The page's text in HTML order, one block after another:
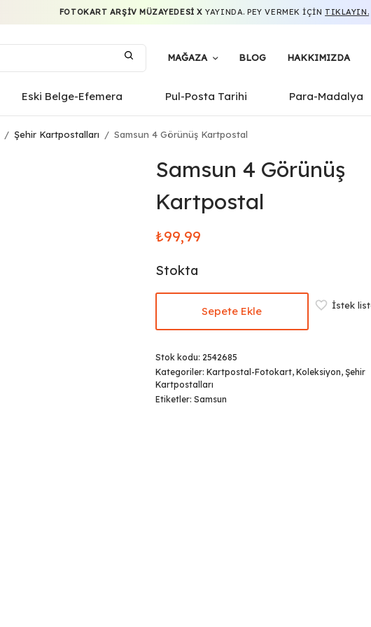
FOTOKART ARŞIV MÜZAYEDESI X YAYINDA. PEY VERMEK IÇIN TIKLAYIN.
MAĞAZA BLOG HAKKIMIZDA
Eski Belge-Efemera Pul-Posta Tarihi Para-Madalya
/ Şehir Kartpostalları / Samsun 4 Görünüş Kartpostal
Samsun 4 Görünüş
Kartpostal
₺99,99
Stokta
Sepete Ekle İstek
Stok kodu: 2542685
Kategoriler: Kartpostal-Fotokart, Koleksiyon, Şehir
Kartpostalları
Etiketler: Samsun